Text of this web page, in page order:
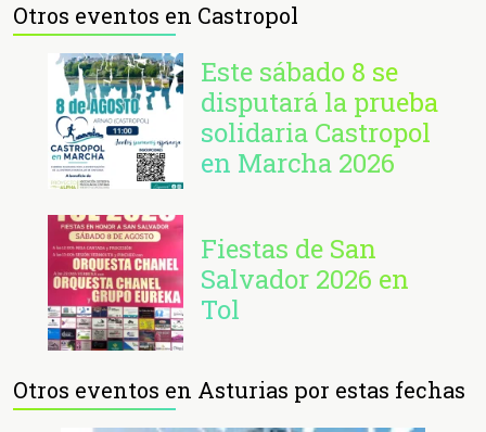
Otros eventos en Castropol
Este sábado 8 se
disputará la prueba
solidaria Castropol
en Marcha 2026
Fiestas de San
Salvador 2026 en
Tol
Otros eventos en Asturias por estas fechas